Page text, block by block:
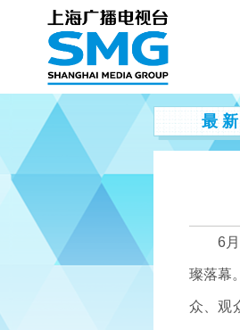
最
6月29
璨落幕
众、观